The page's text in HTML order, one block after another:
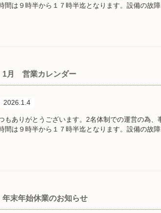
間は９時半から１７時半迄となります。設備の故
1月 営業カレンダー
2026.1.4
もありがとうございます。2名体制での運営の為
間は９時半から１７時半迄となります。設備の故
年末年始休業のお知らせ